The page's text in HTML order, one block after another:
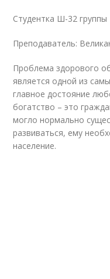
Студентка Ш-32 группы
Преподаватель:
Проблема здорового
является одной из
главное достояние
богатство – это
могло нормально
развиваться, ему
население.